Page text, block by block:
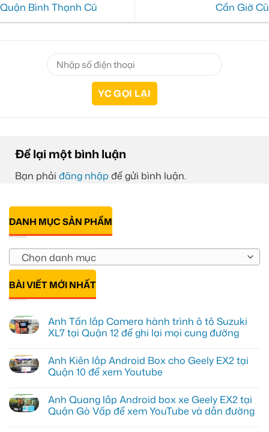
Quận Bình Thạnh Cũ
Cần Giờ Cũ
Để lại một bình luận
Bạn phải đăng nhập để gửi bình luận.
DANH MỤC SẢN PHẨM
Chọn danh mục
BÀI VIẾT MỚI NHẤT
Anh Tấn lắp Camera hành trình ô tô Suzuki
XL7 tại Quận 12 để ghi lại mọi cung đường
bình
luận
ở
lắp
Camera
hành
Anh Kiên lắp Android Box cho Geely EX2 tại
Quận 10 để xem Youtube
bình
luận
ở
Anh Quang lắp Android box xe Geely EX2 tại
Quận Gò Vấp để xem YouTube và dẫn đường